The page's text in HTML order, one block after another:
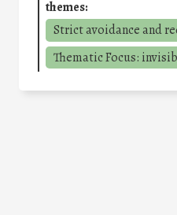
themes:
Strict avoidance and
Thematic Focus: